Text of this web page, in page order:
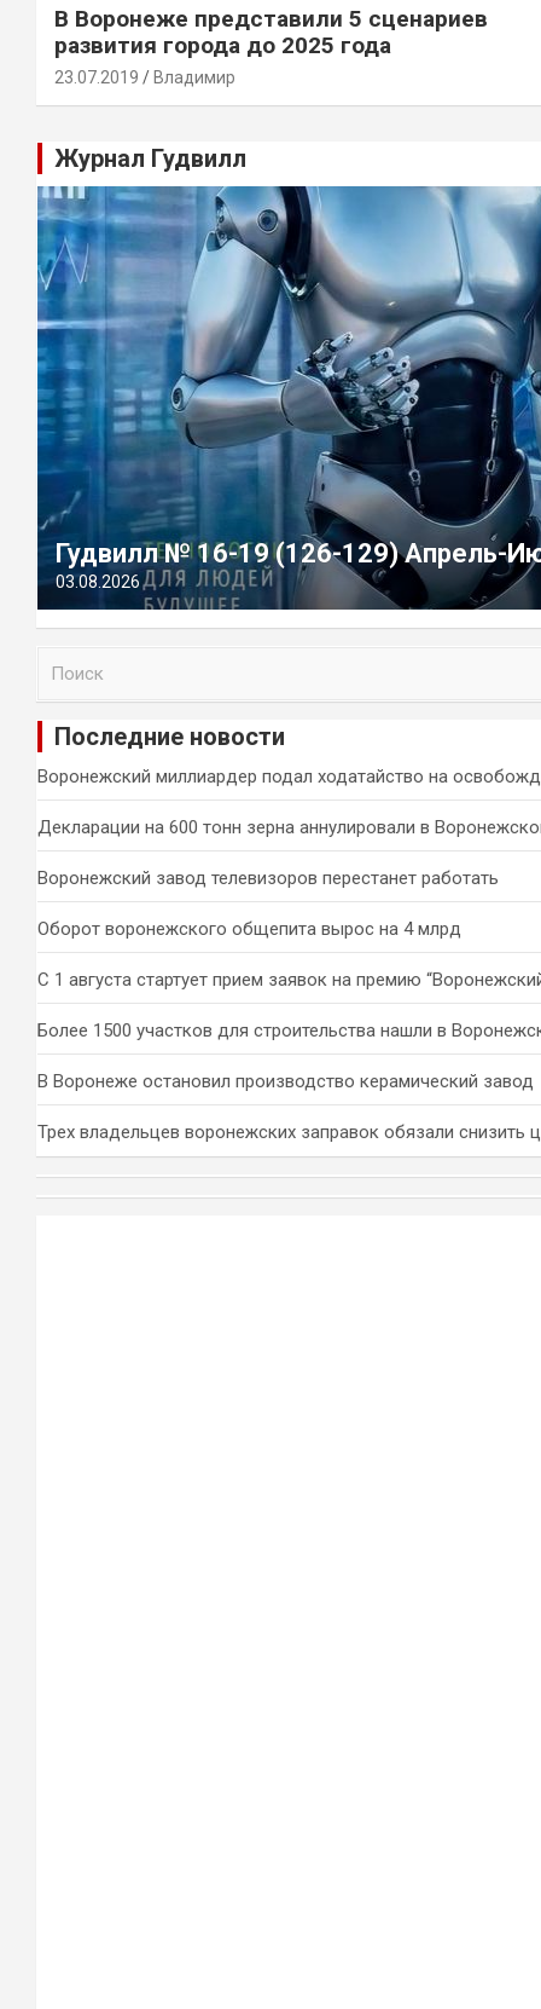
В Воронеже представили 5 сценариев
развития города до 2025 года
23.07.2019 Владимир
Журнал Гудвилл
Гудвилл № 16-19 (126-129) Апрель-
03.08.2026
и
Последние новости
Воронежский миллиардер подал ходатайство на
Декларации на 600 тонн зерна аннулировали в
Воронежский завод телевизоров перестанет работать
Оборот воронежского общепита вырос на 4 млрд
С 1 августа стартует прием заявок на премию
Более 1500 участков для строительства нашли в
В Воронеже остановил производство керамический завод
Трех владельцев воронежских заправок обязали снизить